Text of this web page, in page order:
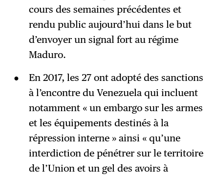
cours des semaines précédentes et
rendu public aujourd’hui dans le but
d’envoyer un signal fort au régime
Maduro.
En 2017, les 27 ont adopté des sanctions
à l’encontre du Venezuela qui incluent
notamment « un embargo sur les armes
et les équipements destinés à la
répression interne » ainsi « qu’une
interdiction de pénétrer sur le territoire
de l’Union et un gel des avoirs à